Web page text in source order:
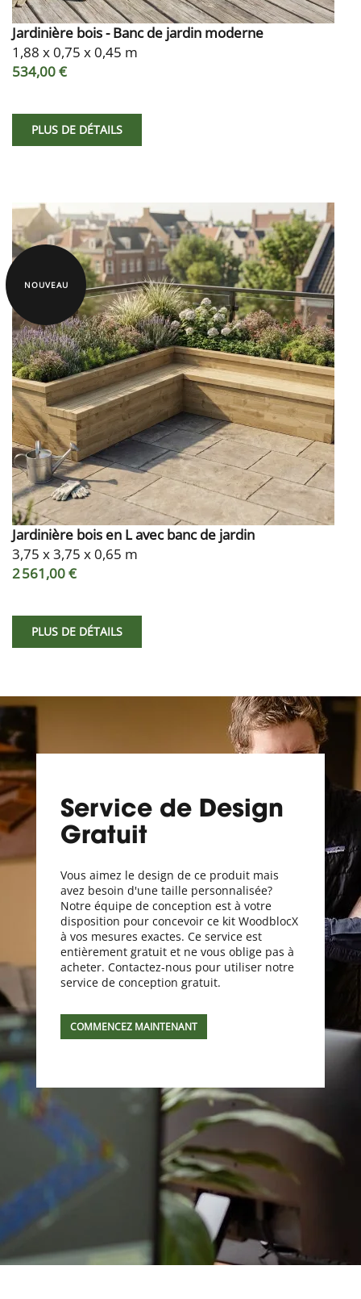
Jardinière bois - Banc de jardin moderne
1,88 x 0,75 x 0,45 m
534,00 €
PLUS DE DÉTAILS
NOUVEAU
Jardinière bois en L avec banc de jardin
3,75 x 3,75 x 0,65 m
2 561,00 €
PLUS DE DÉTAILS
Service de Design
Gratuit
Vous aimez le design de ce produit mais
avez besoin d'une taille personnalisée?
Notre équipe de conception est à votre
disposition pour concevoir ce kit WoodblocX
à vos mesures exactes. Ce service est
entièrement gratuit et ne vous oblige pas à
acheter. Contactez-nous pour utiliser notre
service de conception gratuit.
COMMENCEZ MAINTENANT